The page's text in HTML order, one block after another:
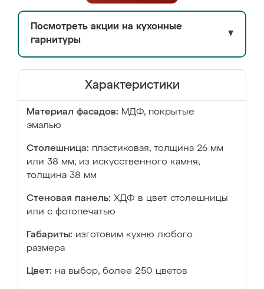
Посмотреть акции на кухонные
гарнитуры
▼
Характеристики
Материал фасадов: МДФ, покрытые
эмалью
Столешница: пластиковая, толщина 26 мм
или 38 мм; из искусственного камня,
толщина 38 мм
Стеновая панель: ХДФ в цвет столешницы
или с фотопечатью
Габариты: изготовим кухню любого
размера
Цвет: на выбор, более 250 цветов